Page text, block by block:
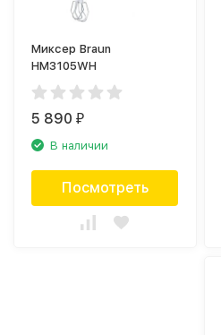
Миксер Braun
HM3105WH
5 890₽
В наличии
Посмотреть